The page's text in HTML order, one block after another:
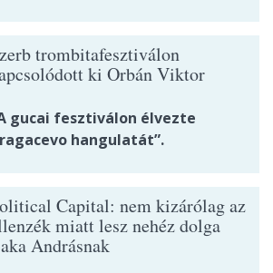
trombitafesztiválon
ki Orbán Viktor
gucai fesztiválon élvezte
hangulatát”.
Capital: nem kizárólag az
miatt lesz nehéz dolga
Andrásnak